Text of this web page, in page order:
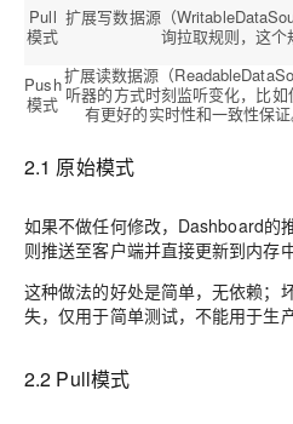
Pull
模式
扩展写数据源（
询拉取规则，这个
Push
模式
扩展读数据源（
听器的方式时刻监听变化，比
有更好的实时性和一致性保
2.1 原始模式
如果不做任何修改，Dashboard的
则推送至客户端并直接更新到内存中
这种做法的好处是简单，无依赖；
失，仅用于简单测试，不能用于生
2.2 Pull模式